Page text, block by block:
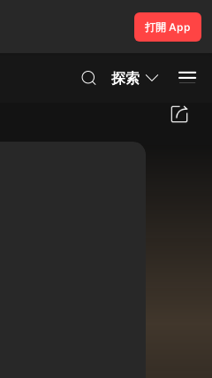
打開 App
探索